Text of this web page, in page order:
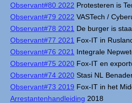
Observant#80 2022 Protesteren is
Observant#79 2022 VASTech /
Observant#78 2021 De burger is
Observant#77 2021 Fox-IT in
Observant#76 2021 Integrale
Observant#75 2020 Fox-IT en
Observant#74 2020 Stasi NL
Observant#73 2019 Fox-IT in het
Arrestantenhandleiding 2018